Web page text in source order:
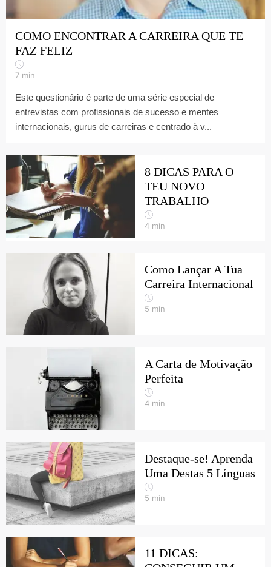
COMO ENCONTRAR A CARREIRA QUE TE
FAZ FELIZ
7 min
Este questionário é parte de uma série especial de
entrevistas com profissionais de sucesso e mentes
internacionais, gurus de carreiras e centrado à v...
8 DICAS PARA O
TEU NOVO
TRABALHO
4 min
Como Lançar A Tua
Carreira Internacional
5 min
A Carta de Motivação
Perfeita
4 min
Destaque-se! Aprenda
Uma Destas 5 Línguas
5 min
11 DICAS: